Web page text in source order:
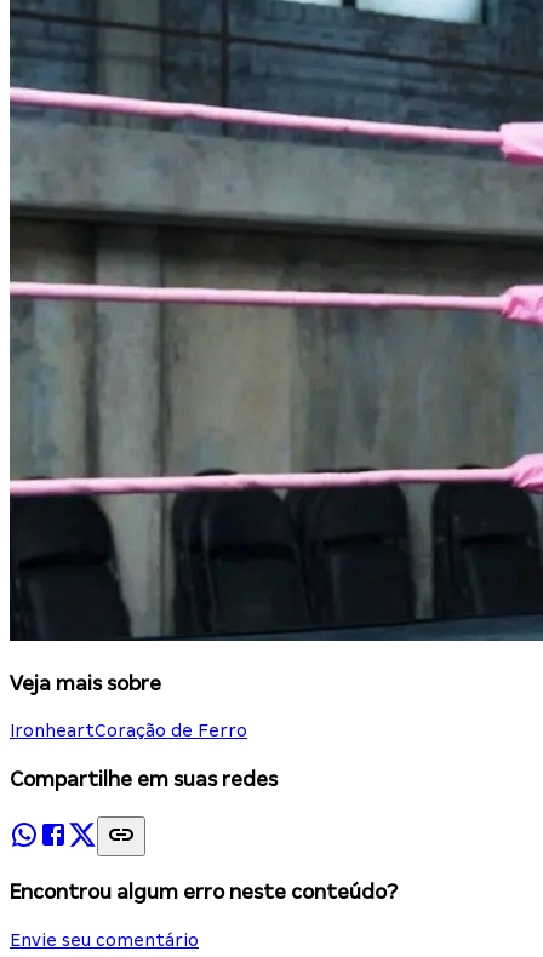
Veja mais sobre
IronheartCoração de Ferro
Compartilhe em suas redes
Encontrou algum erro neste conteúdo?
Envie seu comentário